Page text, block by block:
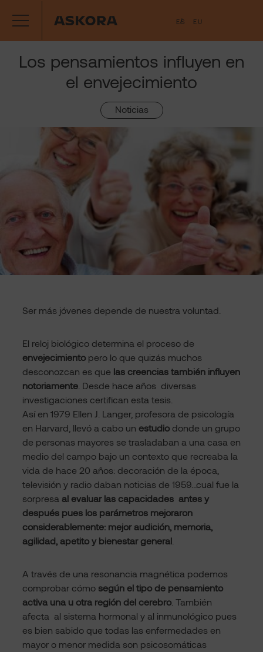
contenido
ES EU
Los pensamientos influyen en
el envejecimiento
Noticias
Ser más jóvenes depende de nuestra voluntad.
El reloj biológico determina el proceso de
envejecimiento pero lo que quizás muchos
desconozcan es que las creencias también influyen
notoriamente . Desde hace años diversas
investigaciones certifican esta tesis.
Así en 1979 Ellen J. Langer, profesora de psicología
en Harvard, llevó a cabo un estudio donde un grupo
de personas mayores se trasladaban a una casa en
medio del campo bajo un contexto que recreaba la
vida de hace 20 años: decoración de la época,
televisión y radio daban noticias de 1959…cual fue la
sorpresa al evaluar las capacidades antes y
después pues los parámetros mejoraron
considerablemente: mejor audición, memoria,
agilidad, apetito y bienestar general
A través de una resonancia magnética podemos
comprobar cómo según el tipo de pensamiento
activa una u otra región del cerebro . También
afecta al sistema hormonal y al inmunológico pues
es bien sabido que todas las enfermedades en
mayor o menor medida son psicosomáticas